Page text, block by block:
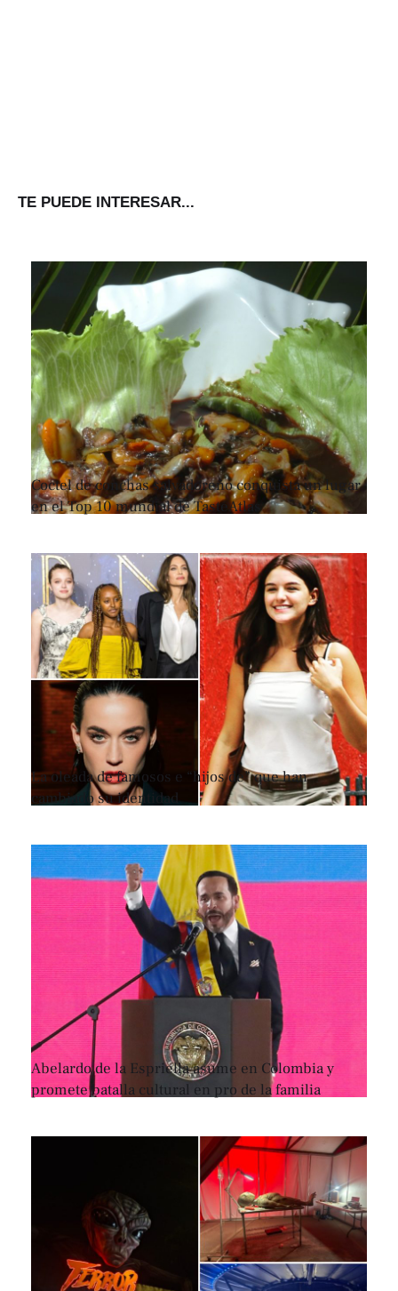
TE PUEDE INTERESAR...
Coctel de conchas salvadoreño conquista un lugar
en el Top 10 mundial de TasteAtlas
La oleada de famosos e “hijos de” que han
cambiado su identidad
Abelardo de la Espriella asume en Colombia y
promete batalla cultural en pro de la familia